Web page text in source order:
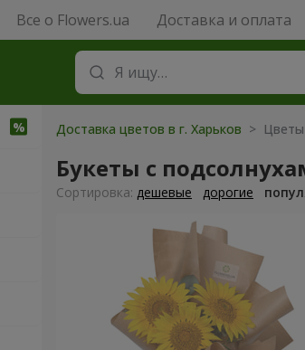
Все о Flowers.ua Доставка и оплата
Доставка цветов в г. Харьков >
Букеты с
Cортировка: дешевые дорогие